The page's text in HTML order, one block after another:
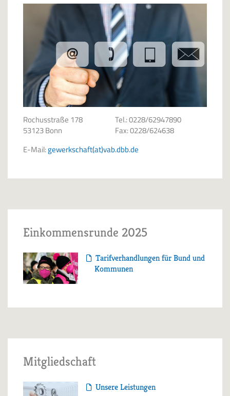
Rochusstraße 178
53123 Bonn
Tel.: 0228/62947890
Fax: 0228/624638
E-Mail:gewerkschaft(at)vab.dbb.de
Einkommensrunde 2025
Tarifverhandlungen für Bund und
Kommunen
Mitgliedschaft
Unsere Leistungen